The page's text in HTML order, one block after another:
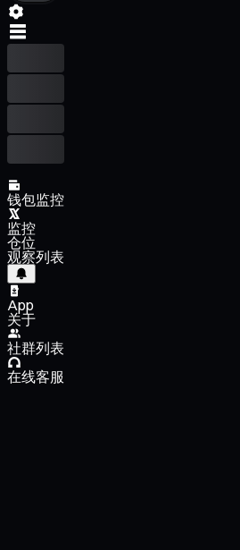
钱包监控
监控
仓位
观察列表
App
关于
社群列表
在线客服